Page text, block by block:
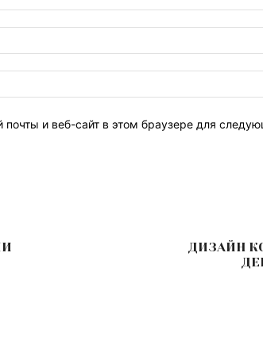
и веб-сайт в этом браузере для
ДИЗАЙН